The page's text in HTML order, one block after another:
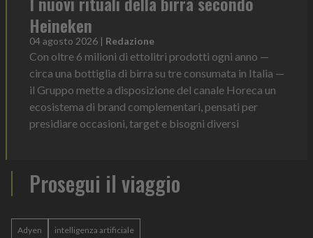
Heineken
04 agosto 2026 | Redazione
Con oltre 6 milioni di ettolitri prodotti ogni anno —
circa una bottiglia di birra su tre consumata in Italia —
il Gruppo mette a disposizione del canale Horeca un
ecosistema di brand complementari, pensati per
presidiare occasioni, target e bisogni diversi
Prosegui il viaggio
Adyen intelligenza artificiale